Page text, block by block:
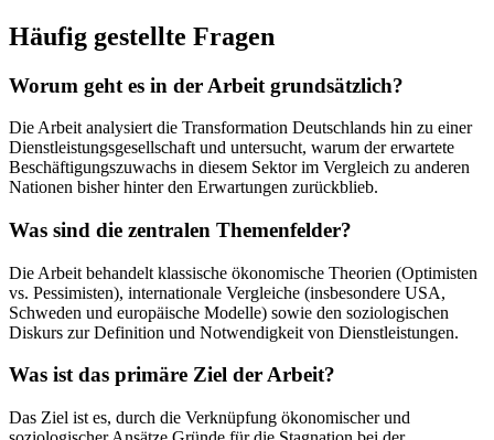
Häufig gestellte Fragen
Worum geht es in der Arbeit grundsätzlich?
Die Arbeit analysiert die Transformation Deutschlands hin zu einer
Dienstleistungsgesellschaft und untersucht, warum der erwartete
Beschäftigungszuwachs in diesem Sektor im Vergleich zu anderen
Nationen bisher hinter den Erwartungen zurückblieb.
Was sind die zentralen Themenfelder?
Die Arbeit behandelt klassische ökonomische Theorien (Optimisten
vs. Pessimisten), internationale Vergleiche (insbesondere USA,
Schweden und europäische Modelle) sowie den soziologischen
Diskurs zur Definition und Notwendigkeit von Dienstleistungen.
Was ist das primäre Ziel der Arbeit?
Das Ziel ist es, durch die Verknüpfung ökonomischer und